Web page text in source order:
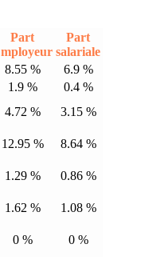
Part
Part
salariale
8.55 %
6.9 %
1.9 %
0.4 %
4.72 %
3.15 %
12.95 %
8.64 %
1.29 %
0.86 %
1.62 %
1.08 %
0 % 0 %